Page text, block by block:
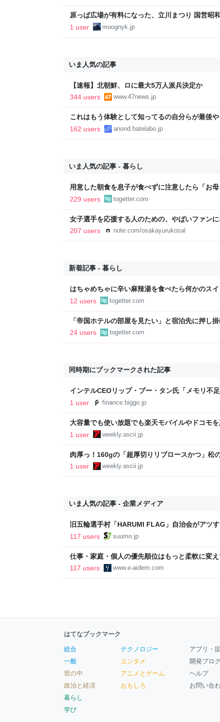
原っぱ広場が有料になった、立川まつり 国営昭
AM A DOG
1 user moognyk.jp
いま人気の記事
【速報】北朝鮮、ロに最大5万人派兵決定か
344 users
www.47news.jp
これはもう体験として知ってるの自分らが最後
162 users
anond.hatelabo.jp
いま人気の記事 - 暮らし
用意した朝食を息子が食べずに注意したら「お
たくない」と…「まずいなら食べなくていい。今
229 users togetter.com
女子選手を応援する人のための、やばいファンに
OSAKA YURU KOSAL:TETSUYA KITAMOTO
207 users note.com/osakayurukosal
新着記事 - 暮らし
はちゃめちゃに辛い麻辣湯を食べたら何かのス
が止まらなくなり、さっきまで痛かった慢性副
12 users togetter.com
「帝国ホテルの部屋を見たい」と宿泊先に押し
けのチョコを食べだしたのでとがめたら、その
24 users togetter.com
同時期にブックマークされた記事
インテルCEOリップ・ブー・タン氏「メモリ不
る」 — BigGo ファイナンス
1 user finance.biggo.jp
大容量でも使い放題でも楽天モバイルやドコモ
目 - 週刊アスキー
1 user weekly.ascii.jp
肉厚っ！160gの「超厚切りリブロースかつ」松
1 user
weekly.ascii.jp
いま人気の記事 - 企業メディア
旧五輪選手村「HARUMI FLAG」自治会がアツ
ルで挑む、盆踊り2万人集客や交通改善など“街
117 users suumo.jp
仕事・家庭・個人の優先順位はもっと柔軟に変
後の自分に伝えたいこと - りっすん by イーアイ
117 users www.e-aidem.com
はてなブックマーク
総合
一般
世の中
政治と経済
暮らし
学び
テクノロジー
エンタメ
アニメとゲーム
おもしろ
アプリ・
開発ブロ
ヘルプ
お問い合